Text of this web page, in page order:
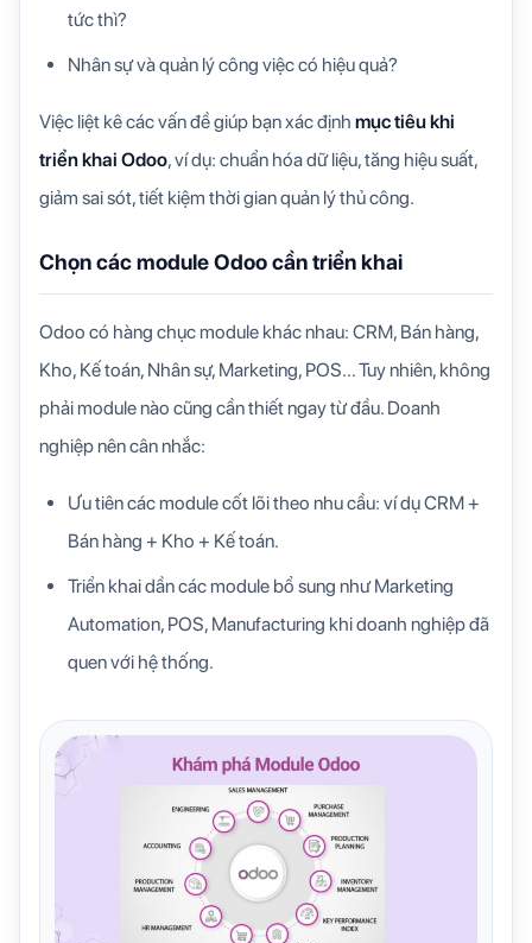
tức thì?
Nhân sự và quản lý công việc có hiệu quả?
Việc liệt kê các vấn đề giúp bạn xác định mục tiêu khi
triển khai Odoo, ví dụ: chuẩn hóa dữ liệu, tăng hiệu suất,
giảm sai sót, tiết kiệm thời gian quản lý thủ công.
Chọn các module Odoo cần triển khai
Odoo có hàng chục module khác nhau: CRM, Bán hàng,
Kho, Kế toán, Nhân sự, Marketing, POS… Tuy nhiên, không
phải module nào cũng cần thiết ngay từ đầu. Doanh
nghiệp nên cân nhắc:
Ưu tiên các module cốt lõi theo nhu cầu: ví dụ CRM +
Bán hàng + Kho + Kế toán.
Triển khai dần các module bổ sung như Marketing
Automation, POS, Manufacturing khi doanh nghiệp đã
quen với hệ thống.